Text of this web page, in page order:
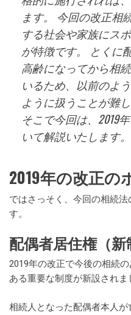
ます。 今回の改正相
する社会や家族にス
が特徴です。 とくに
高齢になってから相
いるため、以前のよ
ように扱うことが難
そこで今回は、2019
いて解説いたします。
2019年の改正の
ではさっそく、今回の相続
す。
配偶者居住権（新
2019年の改正で今後の相続
ある重要な制度が新設されま
相続人となった配偶者本人